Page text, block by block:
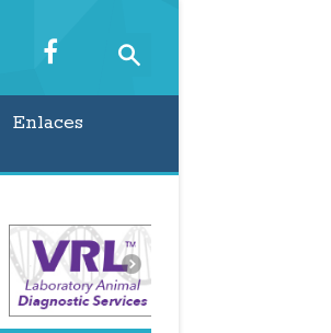
Enlaces